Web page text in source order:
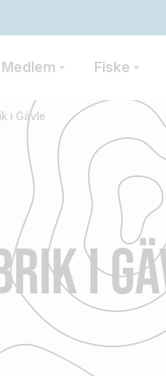
Medlem Fiske
i Gävle
I